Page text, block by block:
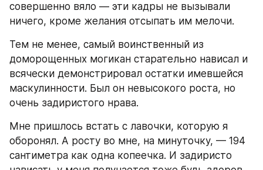
совершенно вяло — эти кадры не вызывали
ничего, кроме желания отсыпать им мелочи.
Тем не менее, самый воинственный из
доморощенных могикан старательно нависал и
всячески демонстрировал остатки имевшейся
маскулинности. Был он невысокого роста, но
очень задиристого нрава.
Мне пришлось встать с лавочки, которую я
оборонял. А росту во мне, на минуточку, — 194
сантиметра как одна копеечка. И задиристо